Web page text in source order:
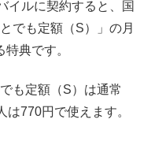
イルに契約すると、国
でも定額（S）」の月
典です。
も定額（S）は通常
770円で使えます。